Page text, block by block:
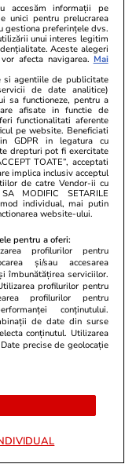
20 iul.
19 iul.
accesăm informații pe
unici pentru prelucrarea
gestiona preferințele dvs.
unui interes legitim
Aceste alegeri
afecta navigarea. Mai
si agentiile de publicitate
de date analitice)
sa functioneze, pentru a
afisate in functie de
functionalitati aferente
pe website. Beneficiati
GDPR in legatura cu
drepturi pot fi exercitate
TOATE”, acceptati
implica inclusiv acceptul
de catre Vendor-ii cu
MODIFIC SETARILE
individual, mai putin
website-ului.
pentru a oferi:
profilurilor pentru
și/sau accesarea
îmbunătățirea serviciilor.
profilurilor pentru
profilurilor pentru
conținutului.
de date din surse
conținutul. Utilizarea
precise de geolocație